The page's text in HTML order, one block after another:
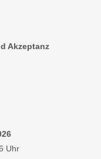
Akzeptanz
Uhr